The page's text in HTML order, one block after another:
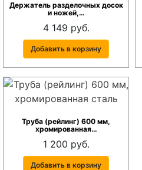
Держатель разделочных досок
и ножей,…
4 149 руб.
Добавить в корзину
Труба (рейлинг) 600 мм,
хромированная…
1 200 руб.
Добавить в корзину